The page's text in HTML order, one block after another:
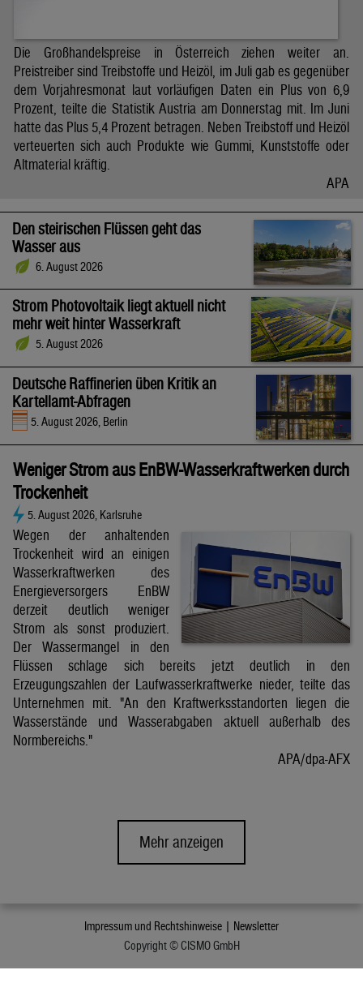
Die Großhandelspreise in Österreich ziehen weiter an.
Preistreiber sind Treibstoffe und Heizöl, im Juli gab es gegenüber
dem Vorjahresmonat laut vorläufigen Daten ein Plus von 6,9
Prozent, teilte die Statistik Austria am Donnerstag mit. Im Juni
hatte das Plus 5,4 Prozent betragen. Neben Treibstoff und Heizöl
verteuerten sich auch Produkte wie Gummi, Kunststoffe oder
Altmaterial kräftig.
APA
Den steirischen Flüssen geht das
Wasser aus
6. August 2026
Strom Photovoltaik liegt aktuell nicht
mehr weit hinter Wasserkraft
5. August 2026
Deutsche Raffinerien üben Kritik an
Kartellamt-Abfragen
5. August 2026, Berlin
Weniger Strom aus EnBW-Wasserkraftwerken durch
Trockenheit
5. August 2026, Karlsruhe
Wegen der anhaltenden
Trockenheit wird an einigen
Wasserkraftwerken des
Energieversorgers EnBW
derzeit deutlich weniger
Strom als sonst produziert.
Der Wassermangel in den
Flüssen schlage sich bereits jetzt deutlich in den
Erzeugungszahlen der Laufwasserkraftwerke nieder, teilte das
Unternehmen mit. "An den Kraftwerksstandorten liegen die
Wasserstände und Wasserabgaben aktuell außerhalb des
Normbereichs."
APA/dpa-AFX
Mehr anzeigen
Impressum und Rechtshinweise | Newsletter
Copyright © CISMO GmbH